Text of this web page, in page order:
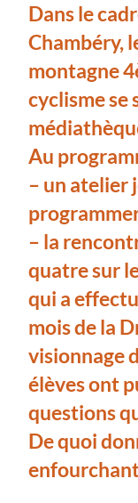
Dans le
Chambéry,
montagne
cyclisme se
Au
– un atelier
– la
quatre sur
qui a
mois de la
visionnage
élèves ont
questions
De quoi